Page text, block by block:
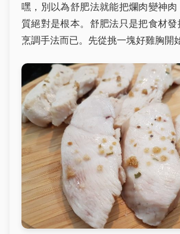
嘿，別以為舒肥法就能把爛肉變神
質絕對是根本。舒肥法只是把食材發
烹調手法而已。先從挑一塊好雞胸開